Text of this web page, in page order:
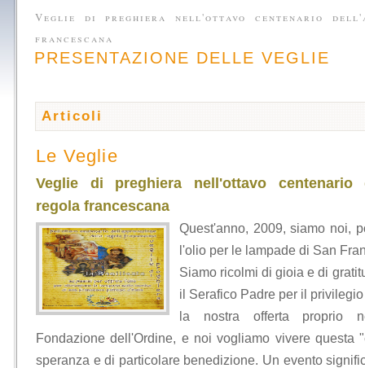
Veglie di preghiera nell'ottavo centenario
francescana
PRESENTAZIONE DELLE VEGLIE
Articoli
Le Veglie
Veglie di preghiera nell'ottavo centenario
regola francescana
Quest'anno, 2009, siamo noi,
l'olio per le lampade di San
Siamo ricolmi di gioia e di
il Serafico Padre per il
la nostra offerta proprio
Fondazione dell'Ordine, e noi vogliamo vivere questa
speranza e di particolare benedizione. Un evento